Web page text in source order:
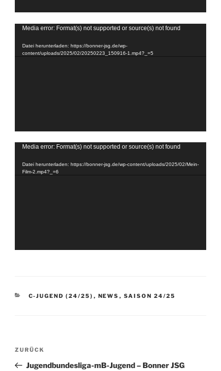
Video-
Media error: Format(s) not supported or source(s) not found
Datei herunterladen: https://bonner-jsg.de/wp-
content/uploads/2025/02/20250223_150916-1.mp4?_=5
Video-
Media error: Format(s) not supported or source(s) not found
Datei herunterladen: https://bonner-jsg.de/wp-content/uploads/2025/02/Mein-
Film-2.mp4?_=6
KATEGORIEN
C-JUGEND (24/25) , NEWS , SAISON 24/25
Beitragsnavigation
Vorheriger
Beitrag
ZURÜCK
Jugendbundesliga-mB-Jugend – Bonner JSG